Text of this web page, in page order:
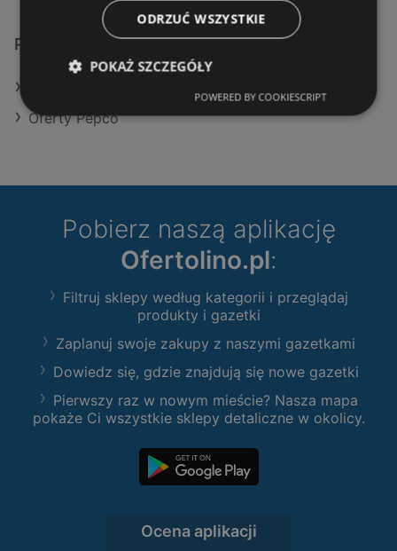
Podobne sklepy detaliczne
Oferty Pepco
Pobierz naszą aplikację
Ofertolino.pl:
Filtruj sklepy według kategorii i przeglądaj
produkty i gazetki
Zaplanuj swoje zakupy z naszymi gazetkami
Dowiedz się, gdzie znajdują się nowe gazetki
Pierwszy raz w nowym mieście? Nasza mapa
pokaże Ci wszystkie sklepy detaliczne w okolicy.
Ocena aplikacji
ODRZUĆ WSZYSTKIE
POKAŻ SZCZEGÓŁY
POWERED BY COOKIESCRIPT